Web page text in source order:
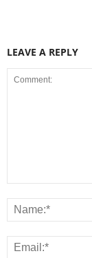
LEAVE A REPLY